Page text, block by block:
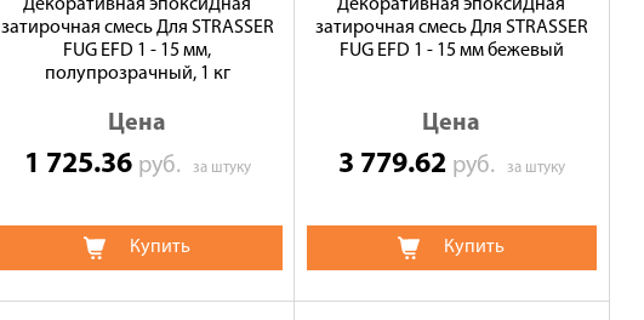
Декоративная эпоксиДная
затирочная смесь Для STRASSER
FUG EFD 1 - 15 мм,
полупрозрачный, 1 кг
Цена
1 725.36 руб. за штуку
Купить
Декоративная эпоксиДная
затирочная смесь Для STRASSER
FUG EFD 1 - 15 мм бежевый
Цена
3 779.62 руб. за штуку
Купить